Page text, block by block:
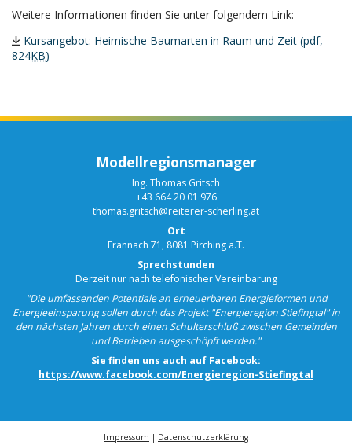
Weitere Informationen finden Sie unter folgendem Link:
Kursangebot: Heimische Baumarten in Raum und Zeit (pdf,
824KB)
Modellregionsmanager
Ing. Thomas Gritsch
+43 664 20 01 976
thomas.gritsch@reiterer-scherling.at
Ort
Frannach 71, 8081 Pirching a.T.
Sprechstunden
Derzeit nur nach telefonischer Vereinbarung
"Die umfassenden Potentiale an erneuerbaren Energieformen und
Energieeinsparung sollen durch das Projekt "Energieregion Stiefingtal" in
den nächsten Jahren durch einen Schulterschluß zwischen Gemeinden
und Betrieben ausgeschöpft werden."
Sie finden uns auch auf Facebook:
https://www.facebook.com/Energieregion-Stiefingtal
Impressum | Datenschutzerklärung